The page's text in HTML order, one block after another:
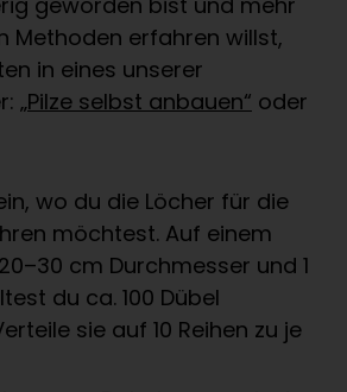
Methoden erfahren willst,
in eines unserer
„Pilze selbst anbauen“ oder
wo du die Löcher für die
möchtest. Auf einem
cm Durchmesser und 1
du ca. 100 Dübel
sie auf 10 Reihen zu je